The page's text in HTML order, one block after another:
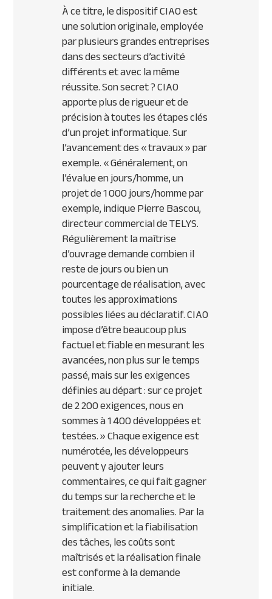
À ce titre, le dispositif CIAO est
une solution originale, employée
par plusieurs grandes entreprises
dans des secteurs d’activité
différents et avec la même
réussite. Son secret ? CIAO
apporte plus de rigueur et de
précision à toutes les étapes clés
d’un projet informatique. Sur
l’avancement des « travaux » par
exemple.« Généralement, on
l’évalue en jours/homme, un
projet de 1 000 jours/homme par
exemple, indique Pierre Bascou,
directeur commercial de TELYS.
Régulièrement la maîtrise
d’ouvrage demande combien il
reste de jours ou bien un
pourcentage de réalisation, avec
toutes les approximations
possibles liées au déclaratif. CIAO
impose d’être beaucoup plus
factuel et fiable en mesurant les
avancées, non plus sur le temps
passé, mais sur les exigences
définies au départ : sur ce projet
de 2 200 exigences, nous en
sommes à 1 400 développées et
testées. »Chaque exigence est
numérotée, les développeurs
peuvent y ajouter leurs
commentaires, ce qui fait gagner
du temps sur la recherche et le
traitement des anomalies. Par la
simplification et la fiabilisation
des tâches, les coûts sont
maîtrisés et la réalisation finale
est conforme à la demande
initiale.